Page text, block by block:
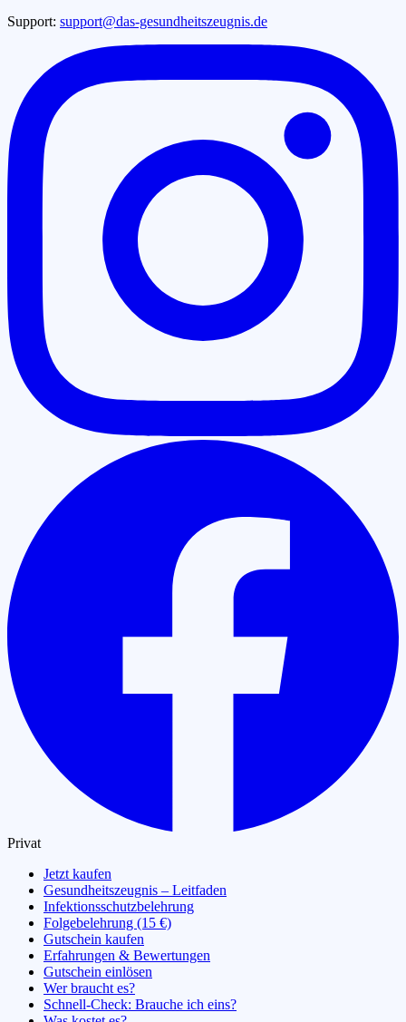
Support: support@das-gesundheitszeugnis.de
Privat
Jetzt kaufen
Gesundheitszeugnis – Leitfaden
Infektionsschutzbelehrung
Folgebelehrung (15 €)
Gutschein kaufen
Erfahrungen & Bewertungen
Gutschein einlösen
Wer braucht es?
Schnell-Check: Brauche ich eins?